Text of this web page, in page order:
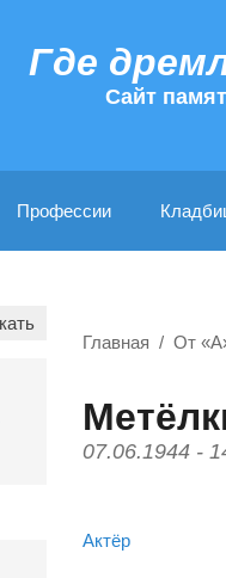
Где
Cайт
Профессии
Главная От
07.06.1944 -
Актёр